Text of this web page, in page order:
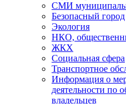
СМИ
Безопасный город
Экология
НКО,
ЖКХ
Социальная сфера
Транспортное
Информация о
деятельности по
владельцев